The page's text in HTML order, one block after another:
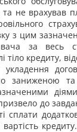
не врахував
з цим
за весь
кредиту,
заниженою та
до
сплати